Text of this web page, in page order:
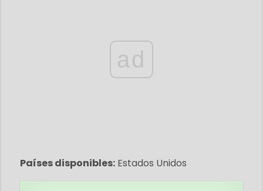
ad
Países disponibles: Estados Unidos